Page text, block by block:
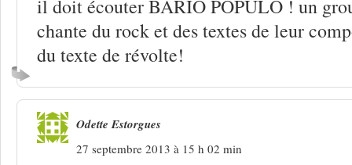
il doit écouter BARIO POPULO ! un
chante du rock et des textes de leur
du texte de révolte!
Odette Estorgues
27 septembre 2013 à 15 h 02 min